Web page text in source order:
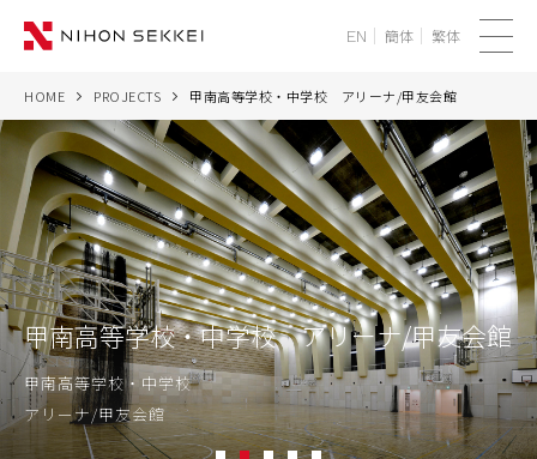
ュ
ー
SERVICES
PROJECTS
THINK
NEWS
CORPORATE
EN 簡体 繁体
HOME PROJECTS 甲南高等学校・中学校 アリーナ/甲友会館
甲南高等学校・中学校 アリーナ/甲友会館
甲南高等学校・中学校
アリーナ/甲友会館